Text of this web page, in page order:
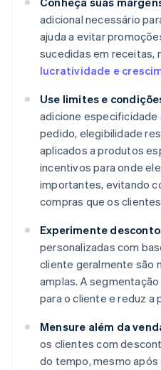
adicional necessário
ajuda a evitar
sucedidas em receitas,
lucratividade e
Use limites e
adicione especificidade
pedido, elegibilidade
aplicados a produtos
incentivos para onde
importantes, evitando
compras que os
Experimente
personalizadas com
cliente geralmente são
amplas. A
para o cliente e reduz a
Mensure além da
os clientes com
do tempo, mesmo após